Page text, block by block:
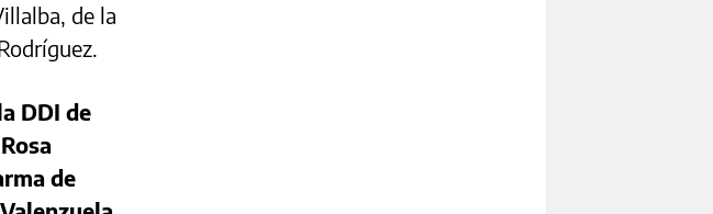
de la
DDI de
de